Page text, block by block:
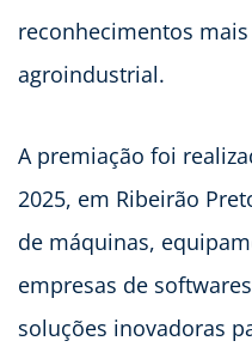
reconhecimentos
agroindustrial.
A premiação foi
2025, em Ribeirão
de máquinas,
empresas de
soluções inovadoras